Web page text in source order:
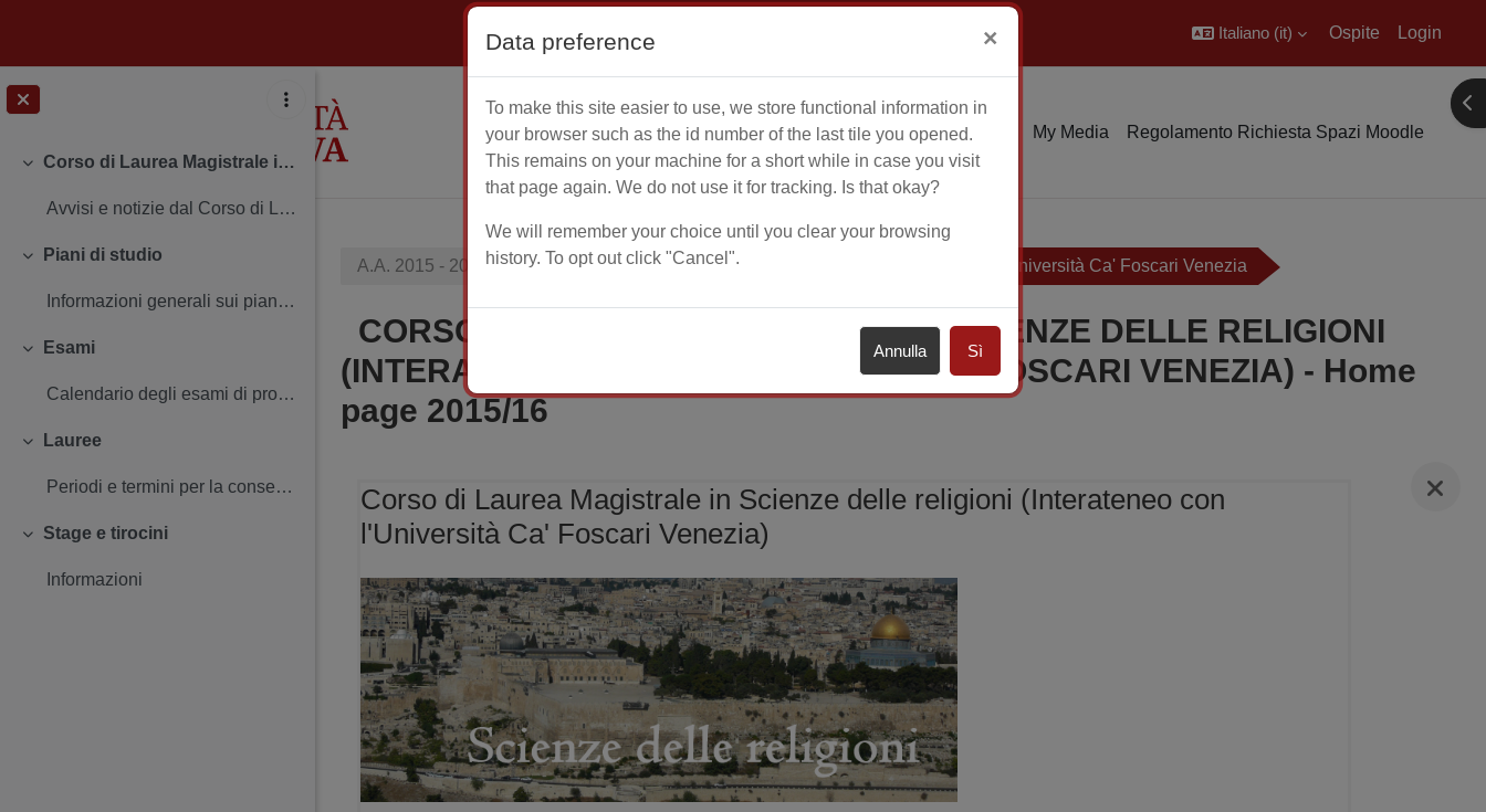
Italiano ‎(it)‎ Ospite Login
Home Calendario My Media Regolamento Richiesta Spazi Moodle
Minimizza
Corso di Laurea Magistrale in Scienze delle religioni (Interateneo con l'Università Ca' Foscari Venezia)
Avvisi e notizie dal Corso di Laurea Insegnamenti...
Minimizza
Piani di studio
Informazioni generali sui piani di studio Termini...
Minimizza
Esami
Calendario degli esami di profitto Iscriversi agl...
Minimizza
Lauree
Periodi e termini per la consegna dei documenti P...
Minimizza
Stage e tirocini
Informazioni
A.A. 2015 - 2016 Corsi di Laurea Magistrale Scienze delle religioni con l'Università Ca' Foscari Venezia
CORSO DI LAUREA MAGISTRALE IN SCIENZE DELLE RELIGIONI
(INTERATENEO CON L'UNIVERSITÀ CA' FOSCARI VENEZIA) - Home
page 2015/16
Corso di Laurea Magistrale in Scienze delle religioni (Interateneo con
l'Università Ca' Foscari Venezia)
Data preference ×
To make this site easier to use, we store functional information in
your browser such as the id number of the last tile you opened.
This remains on your machine for a short while in case you visit
that page again. We do not use it for tracking. Is that okay?
We will remember your choice until you clear your browsing
history. To opt out click "Cancel".
Annulla Sì